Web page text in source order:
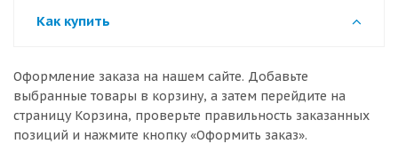
Как купить
Оформление заказа на нашем сайте. Добавьте
выбранные товары в корзину, а затем перейдите на
страницу Корзина, проверьте правильность заказанных
позиций и нажмите кнопку «Оформить заказ».